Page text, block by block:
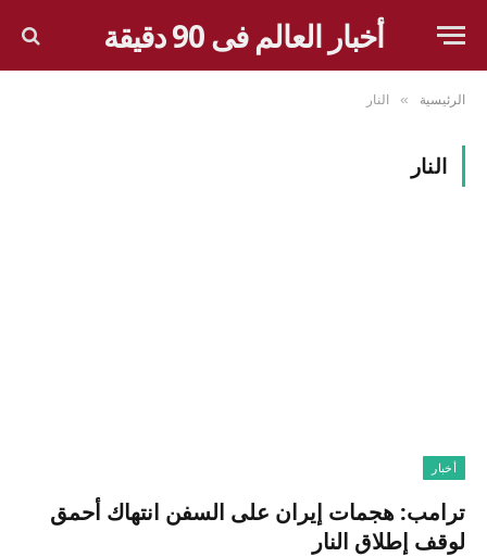
أخبار العالم فى 90 دقيقة
الرئيسية » النار
النار
أخبار
ترامب: هجمات إيران على السفن انتهاك أحمق
لوقف إطلاق النار